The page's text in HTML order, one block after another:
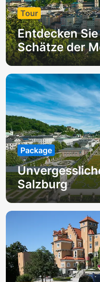
Tour
Entdecken
Schätze der
Package
Salzburg